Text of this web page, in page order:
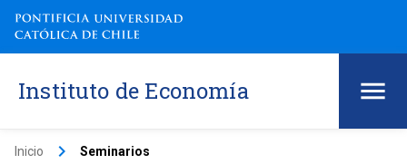
Instituto de Economía
Inicio keyboard_arrow_right Seminarios